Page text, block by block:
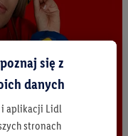
się z
danych
aplikacji Lidl
stronach